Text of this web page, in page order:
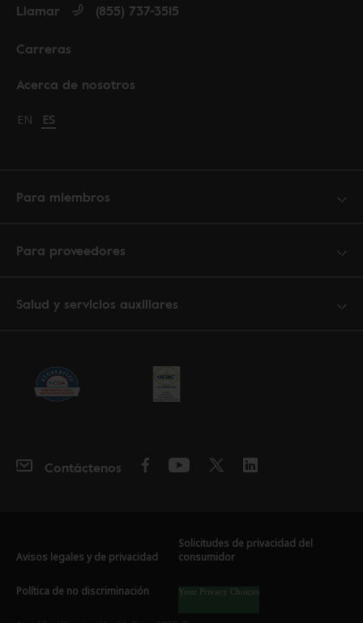
Acerca de nosotros
Carreras
Llamar (855) 737-3515
Change language to English
EN Cambiar idioma a español
ES
Para miembros
Para proveedores
Salud y servicios auxiliares
Contáctenos
Avisos legales y de privacidad
Solicitudes de privacidad del
consumidor
Política de no discriminación Your Privacy Choices